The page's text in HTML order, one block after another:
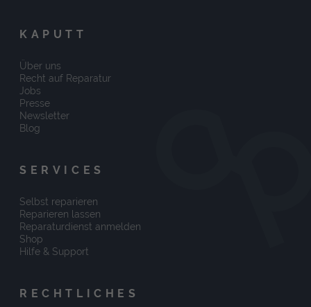
KAPUTT
Über uns
Recht auf Reparatur
Jobs
Presse
Newsletter
Blog
SERVICES
Selbst reparieren
Reparieren lassen
Reparaturdienst anmelden
Shop
Hilfe & Support
RECHTLICHES